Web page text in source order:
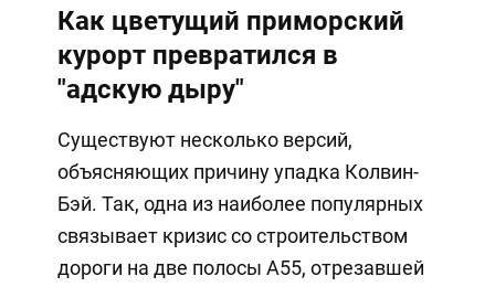
Как цветущий приморский
курорт превратился в
"адскую дыру"
Существуют несколько версий,
объясняющих причину упадка Колвин-
Бэй. Так, одна из наиболее популярных
связывает кризис со строительством
дороги на две полосы А55, отрезавшей